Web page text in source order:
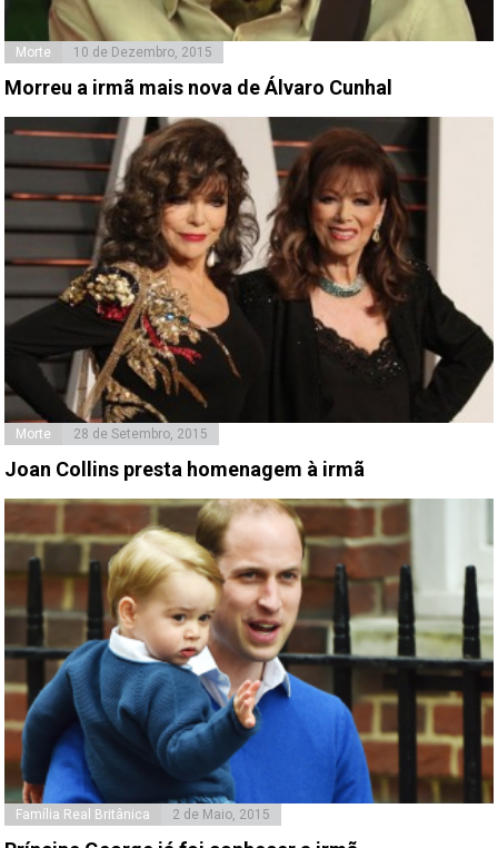
Morte 10 de Dezembro, 2015
Morreu a irmã mais nova de Álvaro Cunhal
Morte 28 de Setembro, 2015
Joan Collins presta homenagem à irmã
Família Real Britânica 2 de Maio, 2015